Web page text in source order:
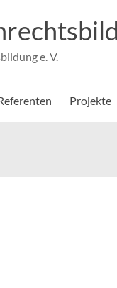
e. V.
Projekte